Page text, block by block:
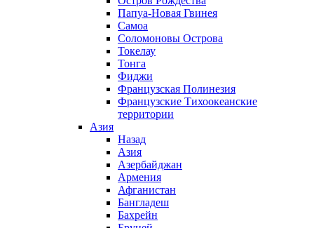
Папуа-Новая Гвинея
Самоа
Соломоновы Острова
Токелау
Тонга
Фиджи
Французская Полинезия
Французские Тихоокеанские
территории
Азия
Назад
Азия
Азербайджан
Армения
Афганистан
Бангладеш
Бахрейн